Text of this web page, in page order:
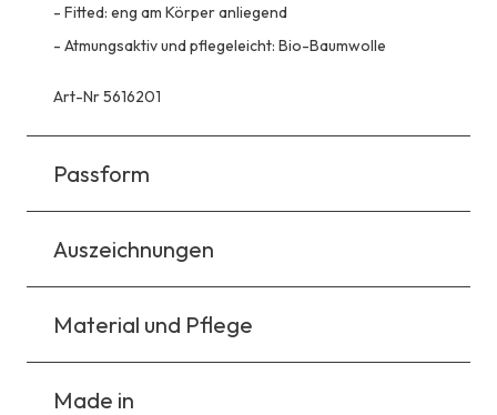
- Fitted: eng am Körper anliegend
- Atmungsaktiv und pflegeleicht: Bio-Baumwolle
Art-Nr 5616201
Passform
Auszeichnungen
Material und Pflege
Made in